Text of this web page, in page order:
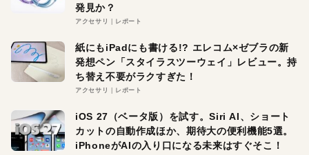
発見か？
アクセサリ レポート
紙にもiPadにも書ける!? エレコム×ゼブラの新
発想ペン「スタイラスツーウェイ」レビュー。持
ち替え不要がラクすぎた！
アクセサリ レポート
iOS 27（ベータ版）を試す。Siri AI、ショート
カットの自動作成ほか、期待大の便利機能5選。
iPhoneがAIの入り口になる未来はすぐそこ！